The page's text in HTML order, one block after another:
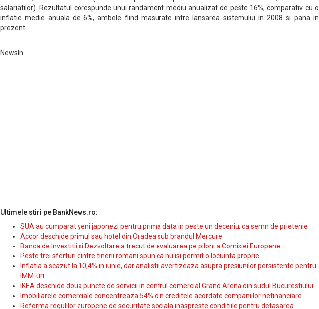
salariatilor). Rezultatul corespunde unui randament mediu anualizat de peste 16%, comparativ cu o
inflatie medie anuala de 6%, ambele fiind masurate intre lansarea sistemului in 2008 si pana in
prezent.
NewsIn
Ultimele stiri pe BankNews.ro:
SUA au cumparat yeni japonezi pentru prima data in peste un deceniu, ca semn de prietenie
Accor deschide primul sau hotel din Oradea sub brandul Mercure
Banca de Investitii si Dezvoltare a trecut de evaluarea pe piloni a Comisiei Europene
Peste trei sferturi dintre tinerii romani spun ca nu isi permit o locuinta proprie
Inflatia a scazut la 10,4% in iunie, dar analistii avertizeaza asupra presiunilor persistente pentru
IMM-uri
IKEA deschide doua puncte de servicii in centrul comercial Grand Arena din sudul Bucurestiului
Imobiliarele comerciale concentreaza 54% din creditele acordate companiilor nefinanciare
Reforma regulilor europene de securitate sociala inaspreste conditiile pentru detasarea